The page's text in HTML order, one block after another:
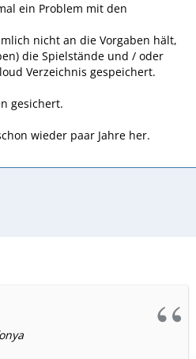
ein Problem mit den
nicht an die Vorgaben hält,
die Spielstände und / oder
Verzeichnis gespeichert.
gesichert.
wieder paar Jahre her.